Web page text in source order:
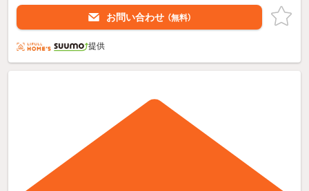
お問い合わせ （無料）
提供